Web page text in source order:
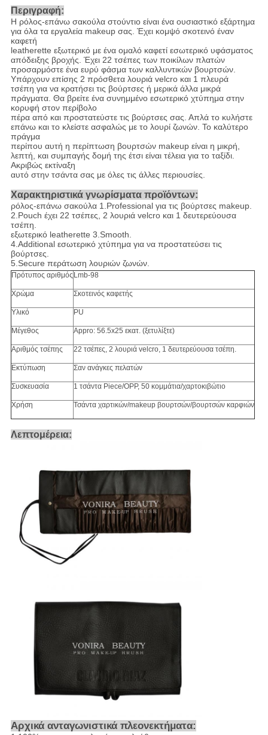
Περιγραφή:
Η ρόλος-επάνω σακούλα στούντιο είναι ένα ουσιαστικό εξάρτημα
για όλα τα εργαλεία makeup σας. Έχει κομψό σκοτεινό έναν
καφετή
leatherette εξωτερικό με ένα ομαλό καφετί εσωτερικό υφάσματος
απόδειξης βροχής. Έχει 22 τσέπες των ποικίλων πλατών
προσαρμόστε ένα ευρύ φάσμα των καλλυντικών βουρτσών.
Υπάρχουν επίσης 2 πρόσθετα λουριά velcro και 1 πλευρά
τσέπη για να κρατήσει τις βούρτσες ή μερικά άλλα μικρά
πράγματα. Θα βρείτε ένα συνημμένο εσωτερικό χτύπημα στην
κορυφή στον περίβολο
πέρα από και προστατεύστε τις βούρτσες σας. Απλά το κυλήστε
επάνω και το κλείστε ασφαλώς με το λουρί ζωνών. Το καλύτερο
πράγμα
περίπου αυτή η περίπτωση βουρτσών makeup είναι η μικρή,
λεπτή, και συμπαγής δομή της έτσι είναι τέλεια για το ταξίδι.
Ακριβώς εκτίναξη
αυτό στην τσάντα σας με όλες τις άλλες περιουσίες.
Χαρακτηριστικά γνωρίσματα προϊόντων:
ρόλος-επάνω σακούλα 1.Professional για τις βούρτσες makeup.
2.Pouch έχει 22 τσέπες, 2 λουριά velcro και 1 δευτερεύουσα
τσέπη.
εξωτερικό leatherette 3.Smooth.
4.Additional εσωτερικό χτύπημα για να προστατεύσει τις
βούρτσες.
5.Secure περάτωση λουριών ζωνών.
Πρότυπος αριθμός Lmb-98
Χρώμα Σκοτεινός καφετής
Υλικό PU
Μέγεθος Appro: 56.5x25 εκατ. (ξετυλίξτε)
Αριθμός τσέπης 22 τσέπες, 2 λουριά velcro, 1 δευτερεύουσα τσέπη.
Εκτύπωση Σαν ανάγκες πελατών
Συσκευασία 1 τσάντα Piece/OPP, 50 κομμάτια/χαρτοκιβώτιο
Χρήση Τσάντα χαρτικών/makeup βουρτσών/βουρτσών καρφιών
Λεπτομέρεια:
Αρχικά ανταγωνιστικά πλεονεκτήματα: